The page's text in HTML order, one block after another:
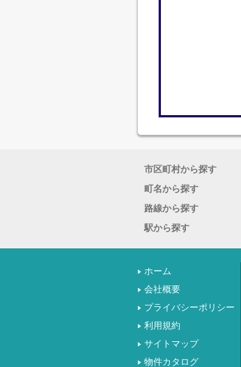
市区町村から探す
町名から探す
路線から探す
駅から探す
ホーム
会社概要
プライバシーポリシー
利用規約
サイトマップ
物件カタログ